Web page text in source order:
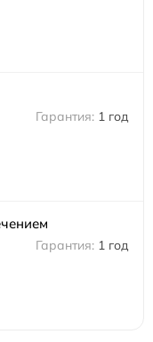
1 год
1 год